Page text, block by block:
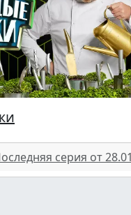
серия от